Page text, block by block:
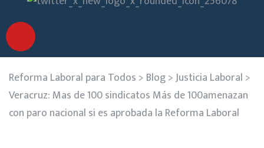
Reforma Laboral para Todos > Blog>Justicia Laboral >
Veracruz: Mas de 100 sindicatos Más de 100amenazan
con paro nacional si es aprobada la Reforma Laboral